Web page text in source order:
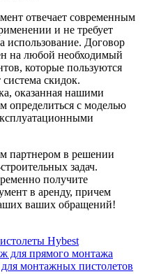
отвечает современным
и не требует
использование. Договор
на любой необходимый
которые пользуются
скидок.
оказанная нашими
определиться с моделью
партнером в решении
задач.
получите
в аренду, причем
ваших обращений!
Hybest
для прямого монтажа
монтажных пистолетов